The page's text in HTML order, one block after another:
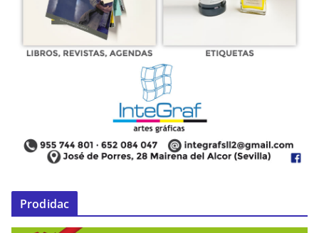
Prodidac